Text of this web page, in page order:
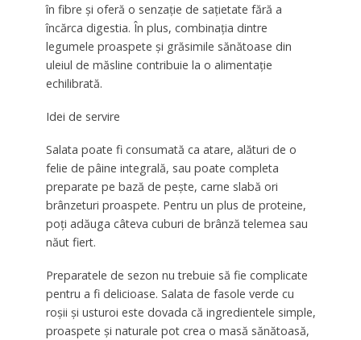
în fibre și oferă o senzație de sațietate fără a
încărca digestia. În plus, combinația dintre
legumele proaspete și grăsimile sănătoase din
uleiul de măsline contribuie la o alimentație
echilibrată.
Idei de servire
Salata poate fi consumată ca atare, alături de o
felie de pâine integrală, sau poate completa
preparate pe bază de pește, carne slabă ori
brânzeturi proaspete. Pentru un plus de proteine,
poți adăuga câteva cuburi de brânză telemea sau
năut fiert.
Preparatele de sezon nu trebuie să fie complicate
pentru a fi delicioase. Salata de fasole verde cu
roșii și usturoi este dovada că ingredientele simple,
proaspete și naturale pot crea o masă sănătoasă,